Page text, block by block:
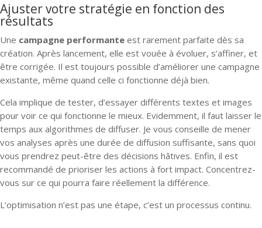
Ajuster votre stratégie en fonction des
résultats
Une campagne performante est rarement parfaite dès sa
création. Après lancement, elle est vouée à évoluer, s’affiner, et
être corrigée. Il est toujours possible d’améliorer une campagne
existante, même quand celle ci fonctionne déjà bien.
Cela implique de tester, d’essayer différents textes et images
pour voir ce qui fonctionne le mieux. Evidemment, il faut laisser le
temps aux algorithmes de diffuser. Je vous conseille de mener
vos analyses après une durée de diffusion suffisante, sans quoi
vous prendrez peut-être des décisions hâtives. Enfin, il est
recommandé de prioriser les actions à fort impact. Concentrez-
vous sur ce qui pourra faire réellement la différence.
L’optimisation n’est pas une étape, c’est un processus continu.